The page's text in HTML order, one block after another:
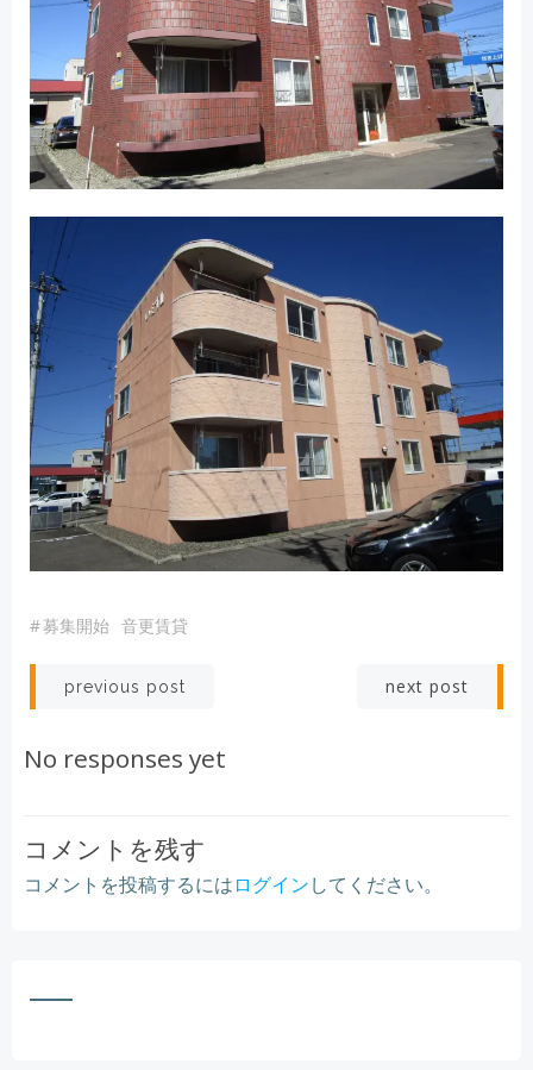
#募集開始 音更賃貸
Post
navigation
previous post next post
No responses yet
コメントを残す
コメントを投稿するにはログインしてください。